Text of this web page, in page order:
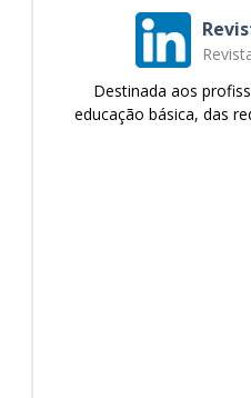
Destinada aos
educação básica, das